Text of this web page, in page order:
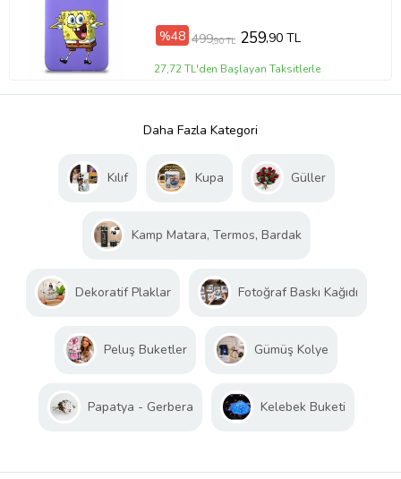
%48 499,90 TL 259,90 TL
27,72 TL'den Başlayan Taksitlerle
Daha Fazla Kategori
Kılıf Kupa Güller
Kamp Matara, Termos, Bardak
Dekoratif Plaklar Fotoğraf Baskı Kağıdı
Peluş Buketler Gümüş Kolye
Papatya - Gerbera Kelebek Buketi